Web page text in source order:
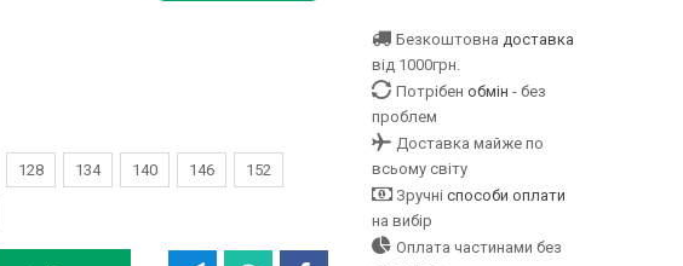
128 134 140 146 152
Безкоштовна доставка
від 1000грн.
Потрібен обмін - без
проблем
Доставка майже по
всьому світу
Зручні способи оплати
на вибір
Оплата частинами без